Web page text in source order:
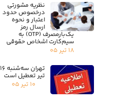
نظریه مشورتی
درخصوص حدود
اعتبار و نحوه
ارسال رمز
یک‌بارمصرف (OTP) به
سیم‌کارت اشخاص حقوقی
۱۸ تیر ۰۵
تهران سه‌شنبه ۱۶
تیر تعطیل است
۱۰ تیر ۰۵